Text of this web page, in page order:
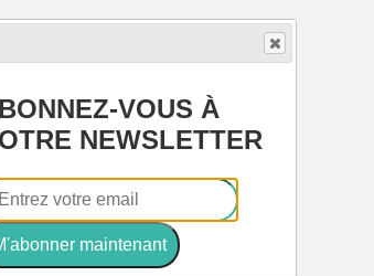
VOUS À
NEWSLETTER
maintenant